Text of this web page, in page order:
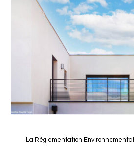
La Réglementation